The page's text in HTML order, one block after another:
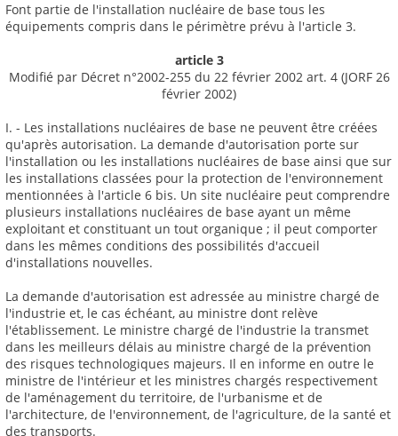
Font partie de l'installation nucléaire de base tous les
équipements compris dans le périmètre prévu à l'article 3.
article 3
Modifié par Décret n°2002-255 du 22 février 2002 art. 4 (JORF 26
février 2002)
I. - Les installations nucléaires de base ne peuvent être créées
qu'après autorisation. La demande d'autorisation porte sur
l'installation ou les installations nucléaires de base ainsi que sur
les installations classées pour la protection de l'environnement
mentionnées à l'article 6 bis. Un site nucléaire peut comprendre
plusieurs installations nucléaires de base ayant un même
exploitant et constituant un tout organique ; il peut comporter
dans les mêmes conditions des possibilités d'accueil
d'installations nouvelles.
La demande d'autorisation est adressée au ministre chargé de
l'industrie et, le cas échéant, au ministre dont relève
l'établissement. Le ministre chargé de l'industrie la transmet
dans les meilleurs délais au ministre chargé de la prévention
des risques technologiques majeurs. Il en informe en outre le
ministre de l'intérieur et les ministres chargés respectivement
de l'aménagement du territoire, de l'urbanisme et de
l'architecture, de l'environnement, de l'agriculture, de la santé et
des transports.